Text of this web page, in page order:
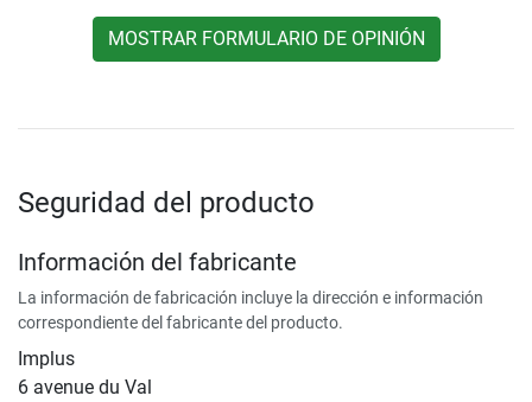
MOSTRAR FORMULARIO DE OPINIÓN
Seguridad del producto
Información del fabricante
La información de fabricación incluye la dirección e información
correspondiente del fabricante del producto.
Implus
6 avenue du Val